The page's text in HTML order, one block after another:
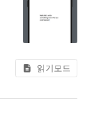
읽기모드